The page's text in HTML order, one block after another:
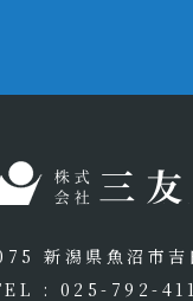
新潟県魚沼市吉
: 025-792-